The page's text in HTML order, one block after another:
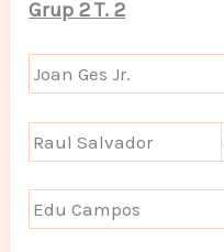
Grup 2 T. 2
Joan Ges Jr.
Raul Salvador
Edu Campos